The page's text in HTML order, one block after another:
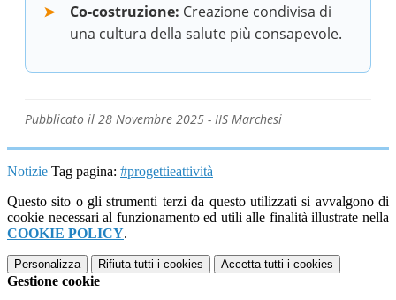
Co-costruzione: Creazione condivisa di
una cultura della salute più consapevole.
Pubblicato il 28 Novembre 2025 - IIS Marchesi
Notizie Tag pagina: #progettieattività
Questo sito o gli strumenti terzi da questo utilizzati si avvalgono di
cookie necessari al funzionamento ed utili alle finalità illustrate nella
COOKIE POLICY.
Personalizza Rifiuta tutti i cookies Accetta tutti i cookies
Gestione cookie